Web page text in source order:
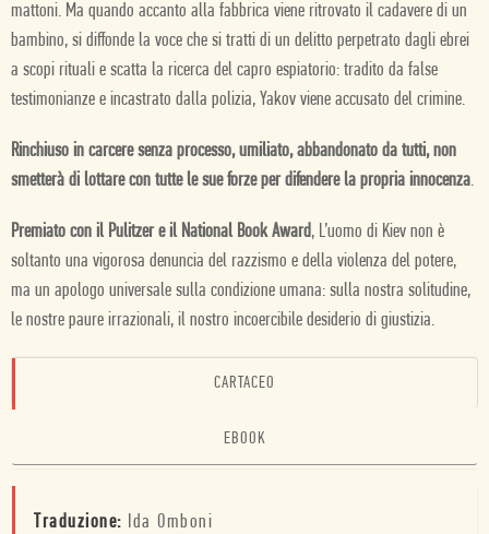
mattoni. Ma quando accanto alla fabbrica viene ritrovato il cadavere di un
bambino, si diffonde la voce che si tratti di un delitto perpetrato dagli ebrei
a scopi rituali e scatta la ricerca del capro espiatorio: tradito da false
testimonianze e incastrato dalla polizia, Yakov viene accusato del crimine.
Rinchiuso in carcere senza processo, umiliato, abbandonato da tutti, non
smetterà di lottare con tutte le sue forze per difendere la propria innocenza.
Premiato con il Pulitzer e il National Book Award, L’uomo di Kiev non è
soltanto una vigorosa denuncia del razzismo e della violenza del potere,
ma un apologo universale sulla condizione umana: sulla nostra solitudine,
le nostre paure irrazionali, il nostro incoercibile desiderio di giustizia.
CARTACEO
EBOOK
Traduzione: Ida Omboni